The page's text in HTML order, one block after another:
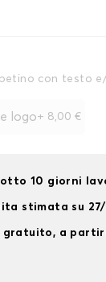
con testo
logo+ 8,00 €
10 giorni
stimata su
gratuito, a